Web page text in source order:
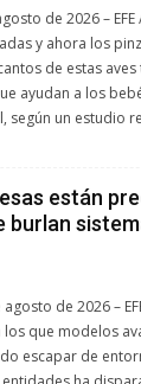
de 2026 –
y ahora los
de estas
ayudan a los
según un estudio
están
burlan
de 2026 –
que modelos
escapar de